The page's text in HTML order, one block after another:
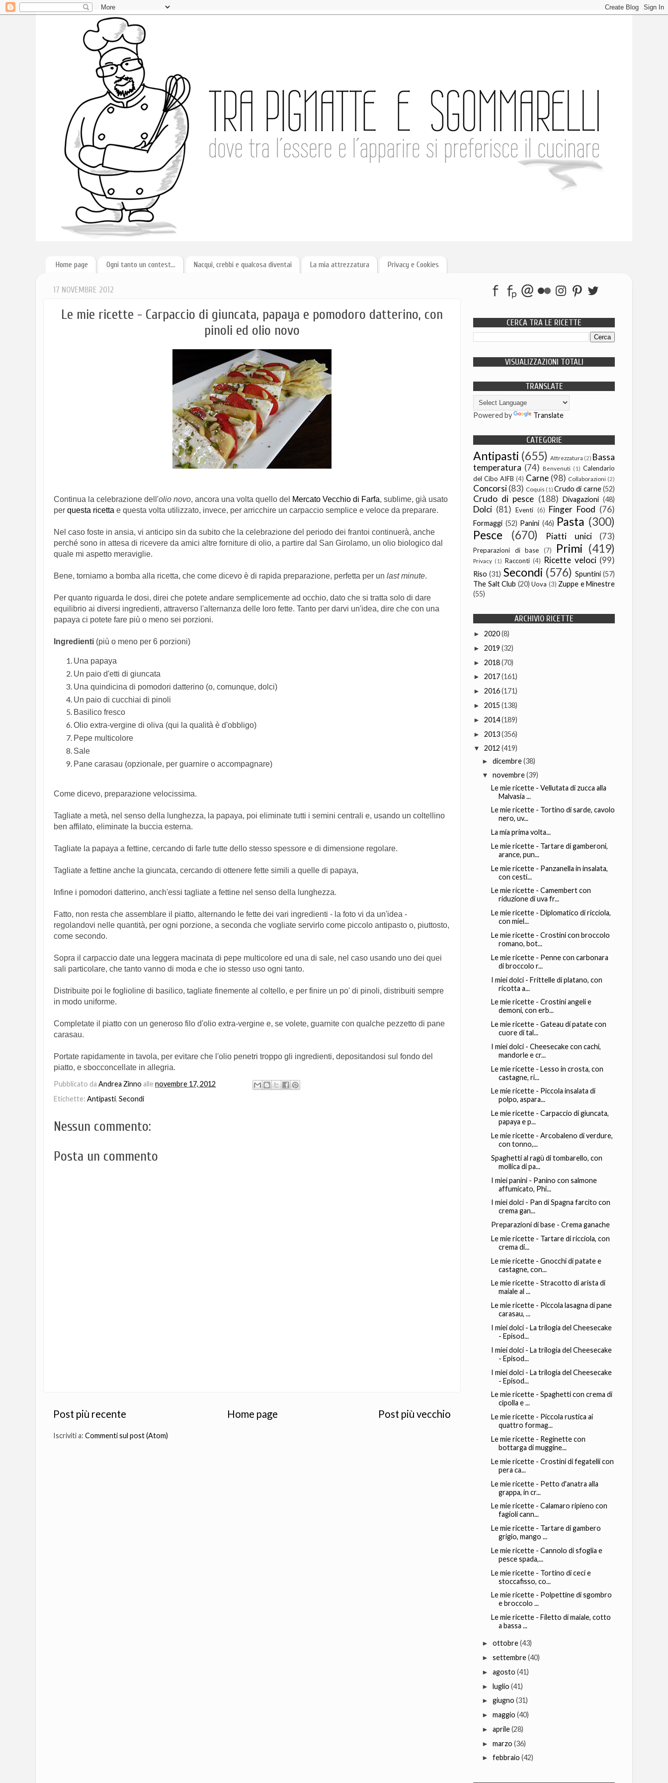
Home page Ogni tanto un contest... Nacqui, crebbi e qualcosa diventai La mia attrezzatura Privacy e Cookies
17 NOVEMBRE 2012
Le mie ricette - Carpaccio di giuncata, papaya e pomodoro datterino, con
pinoli ed olio novo
Continua la celebrazione dell'olio novo, ancora una volta quello del Mercato Vecchio di Farfa, sublime, già usato
per questa ricetta e questa volta utilizzato, invece, per arricchire un carpaccio semplice e veloce da preparare.
Nel caso foste in ansia, vi anticipo sin da subito che la celebrazione del periodo dei frantoi continuerà, anche
perché sono in attesa di ricevere da amici altre forniture di olio, a partire dal San Girolamo, un olio biologico dal
quale mi aspetto meraviglie.
Bene, torniamo a bomba alla ricetta, che come dicevo è di rapida preparazione, perfetta per un last minute.
Per quanto riguarda le dosi, direi che potete andare semplicemente ad occhio, dato che si tratta solo di dare
equilibrio ai diversi ingredienti, attraverso l'alternanza delle loro fette. Tanto per darvi un'idea, dire che con una
papaya ci potete fare più o meno sei porzioni.
Ingredienti (più o meno per 6 porzioni)
Una papaya
Un paio d'etti di giuncata
Una quindicina di pomodori datterino (o, comunque, dolci)
Un paio di cucchiai di pinoli
Basilico fresco
Olio extra-vergine di oliva (qui la qualità è d'obbligo)
Pepe multicolore
Sale
Pane carasau (opzionale, per guarnire o accompagnare)
Come dicevo, preparazione velocissima.
Tagliate a metà, nel senso della lunghezza, la papaya, poi eliminate tutti i semini centrali e, usando un coltellino
ben affilato, eliminate la buccia esterna.
Tagliate la papaya a fettine, cercando di farle tutte dello stesso spessore e di dimensione regolare.
Tagliate a fettine anche la giuncata, cercando di ottenere fette simili a quelle di papaya,
Infine i pomodori datterino, anch'essi tagliate a fettine nel senso della lunghezza.
Fatto, non resta che assemblare il piatto, alternando le fette dei vari ingredienti - la foto vi da un'idea -
regolandovi nelle quantità, per ogni porzione, a seconda che vogliate servirlo come piccolo antipasto o, piuttosto,
come secondo.
Sopra il carpaccio date una leggera macinata di pepe multicolore ed una di sale, nel caso usando uno dei quei
sali particolare, che tanto vanno di moda e che io stesso uso ogni tanto.
Distribuite poi le foglioline di basilico, tagliate finemente al coltello, e per finire un po' di pinoli, distribuiti sempre
in modo uniforme.
Completate il piatto con un generoso filo d'olio extra-vergine e, se volete, guarnite con qualche pezzetto di pane
carasau.
Portate rapidamente in tavola, per evitare che l'olio penetri troppo gli ingredienti, depositandosi sul fondo del
piatto, e sbocconcellate in allegria.
Pubblicato da Andrea Zinno alle novembre 17, 2012
Etichette: Antipasti, Secondi
Nessun commento:
Posta un commento
Post più recente Post più vecchio
Home page
Iscriviti a: Commenti sul post (Atom)
CERCA TRA LE RICETTE
VISUALIZZAZIONI TOTALI
TRANSLATE
Powered by Translate
CATEGORIE
Antipasti (655) Attrezzatura (2) Bassa
temperatura (74) Benvenuti (1) Calendario
del Cibo AIFB (4) Carne (98) Collaborazioni (2)
Concorsi(83) Coquis (1) Crudo di carne(52)
Crudo di pesce (188) Divagazioni (48)
Dolci (81) Eventi (6) Finger Food (76)
Formaggi (52) Panini (46) Pasta (300)
Pesce
(670) Piatti unici (73)
Preparazioni di base (7) Primi (419)
Privacy (1) Racconti (4) Ricette veloci (99)
Riso (31) Secondi (576) Spuntini (57)
The Salt Club (20) Uova (3) Zuppe e Minestre
(55)
ARCHIVIO RICETTE
► 2020(8)
► 2019 (32)
► 2018(70)
► 2017(161)
► 2016(171)
► 2015 (138)
► 2014(189)
► 2013(356)
▼ 2012 (419)
►dicembre(38)
▼novembre(39)
Le mie ricette - Vellutata di zucca alla
Malvasia ...
Le mie ricette - Tortino di sarde, cavolo
nero, uv...
La mia prima volta...
Le mie ricette - Tartare di gamberoni,
arance, pun...
Le mie ricette - Panzanella in insalata,
con cesti...
Le mie ricette - Camembert con
riduzione di uva fr...
Le mie ricette - Diplomatico di ricciola,
con miel...
Le mie ricette - Crostini con broccolo
romano, bot...
Le mie ricette - Penne con carbonara
di broccolo r...
I miei dolci - Frittelle di platano, con
ricotta a...
Le mie ricette - Crostini angeli e
demoni, con erb...
Le mie ricette - Gateau di patate con
cuore di tal...
I miei dolci - Cheesecake con cachi,
mandorle e cr...
Le mie ricette - Lesso in crosta, con
castagne, ri...
Le mie ricette - Piccola insalata di
polpo, aspara...
Le mie ricette - Carpaccio di giuncata,
papaya e p...
Le mie ricette - Arcobaleno di verdure,
con tonno,...
Spaghetti al ragù di tombarello, con
mollica di pa...
I miei panini - Panino con salmone
affumicato, Phi...
I miei dolci - Pan di Spagna farcito con
crema gan...
Preparazioni di base - Crema ganache
Le mie ricette - Tartare di ricciola, con
crema di...
Le mie ricette - Gnocchi di patate e
castagne, con...
Le mie ricette - Stracotto di arista di
maiale al ...
Le mie ricette - Piccola lasagna di pane
carasau, ...
I miei dolci - La trilogia del Cheesecake
- Episod...
I miei dolci - La trilogia del Cheesecake
- Episod...
I miei dolci - La trilogia del Cheesecake
- Episod...
Le mie ricette - Spaghetti con crema di
cipolla e ...
Le mie ricette - Piccola rustica ai
quattro formag...
Le mie ricette - Reginette con
bottarga di muggine...
Le mie ricette - Crostini di fegatelli con
pera ca...
Le mie ricette - Petto d'anatra alla
grappa, in cr...
Le mie ricette - Calamaro ripieno con
fagioli cann...
Le mie ricette - Tartare di gambero
grigio, mango ...
Le mie ricette - Cannolo di sfoglia e
pesce spada,...
Le mie ricette - Tortino di ceci e
stoccafisso, co...
Le mie ricette - Polpettine di sgombro
e broccolo ...
Le mie ricette - Filetto di maiale, cotto
a bassa ...
►ottobre(43)
►settembre(40)
►agosto(41)
►luglio(41)
►giugno(31)
►maggio(40)
►aprile(28)
►marzo(36)
►febbraio(42)